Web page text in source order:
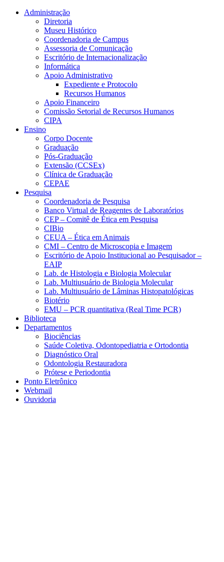
Conteúdo principal Menu principal
Administração
Diretoria
Museu Histórico
Coordenadoria de Campus
Assessoria de Comunicação
Escritório de Internacionalização
Informática
Apoio Administrativo
Expediente e Protocolo
Recursos Humanos
Apoio Financeiro
Comissão Setorial de Recursos Humanos
CIPA
Ensino
Corpo Docente
Graduação
Pós-Graduação
Extensão (CCSEx)
Clínica de Graduação
CEPAE
Pesquisa
Coordenadoria de Pesquisa
Banco Virtual de Reagentes de Laboratórios
CEP – Comitê de Ética em Pesquisa
CIBio
CEUA – Ética em Animais
CMI – Centro de Microscopia e Imagem
Escritório de Apoio Institucional ao Pesquisador –
EAIP
Lab. de Histologia e Biologia Molecular
Lab. Multiusuário de Biologia Molecular
Lab. Multiusuário de Lâminas Histopatológicas
Biotério
EMU – PCR quantitativa (Real Time PCR)
Biblioteca
Departamentos
Biociências
Saúde Coletiva, Odontopediatria e Ortodontia
Diagnóstico Oral
Odontologia Restauradora
Prótese e Periodontia
Ponto Eletrônico
Webmail
Ouvidoria